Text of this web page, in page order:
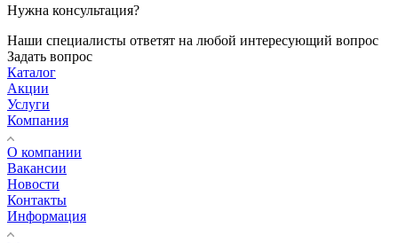
Нужна консультация?
Наши специалисты ответят на любой интересующий вопрос
Задать вопрос
Каталог
Акции
Услуги
Компания
О компании
Вакансии
Новости
Контакты
Информация